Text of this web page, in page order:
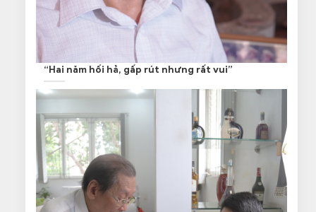
“Hai năm hối hả, gấp rút nhưng rất vui”